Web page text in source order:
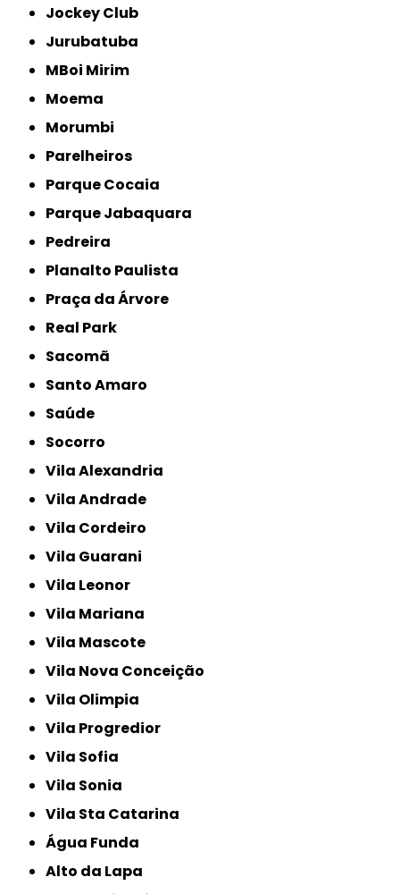
Jockey Club
Jurubatuba
MBoi Mirim
Moema
Morumbi
Parelheiros
Parque Cocaia
Parque Jabaquara
Pedreira
Planalto Paulista
Praça da Árvore
Real Park
Sacomã
Santo Amaro
Saúde
Socorro
Vila Alexandria
Vila Andrade
Vila Cordeiro
Vila Guarani
Vila Leonor
Vila Mariana
Vila Mascote
Vila Nova Conceição
Vila Olimpia
Vila Progredior
Vila Sofia
Vila Sonia
Vila Sta Catarina
Água Funda
Alto da Lapa